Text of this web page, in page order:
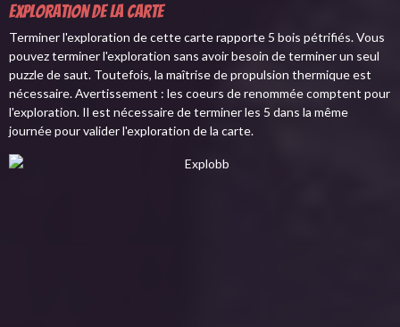
Exploration de la carte
Terminer l'exploration de cette carte rapporte 5 bois pétrifiés. Vous
pouvez terminer l'exploration sans avoir besoin de terminer un seul
puzzle de saut. Toutefois, la maîtrise de propulsion thermique est
nécessaire. Avertissement : les coeurs de renommée comptent pour
l'exploration. Il est nécessaire de terminer les 5 dans la même
journée pour valider l'exploration de la carte.